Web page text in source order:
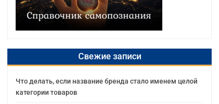
Свежие записи
Что делать, если название бренда стало именем целой
категории товаров